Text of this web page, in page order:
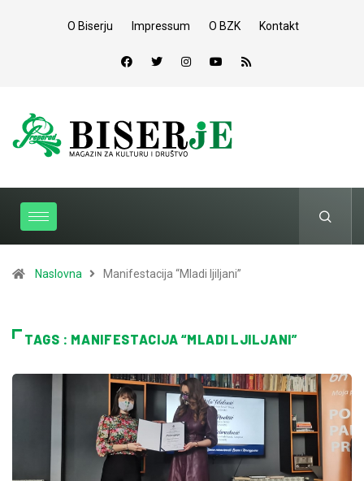
O Biserju Impressum O BZK Kontakt
Naslovna Manifestacija “Mladi ljiljani”
TAGS : MANIFESTACIJA “MLADI LJILJANI”